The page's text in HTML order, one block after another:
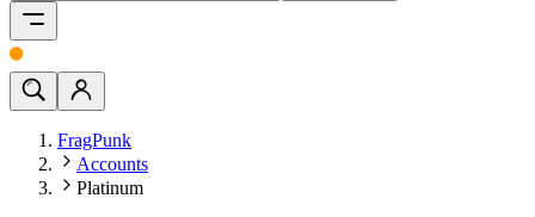
FragPunk
Accounts
Platinum